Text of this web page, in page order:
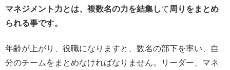
マネジメント力とは、複数名の力を結集して 周りをまとめ
られる事です。
年齢が上がり、役職になりますと、数名の部下を率い、自
分のチームをまとめなければなりません。リーダー、マネ